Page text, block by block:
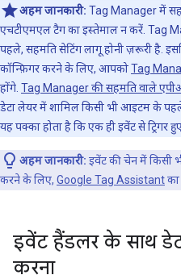
अहम जानकारी: Tag Manager में
एचटीएमएल टैग का इस्तेमाल न करें. Tag
पहले, सहमति सेटिंग लागू होनी ज़रूरी है.
कॉन्फ़िगर करने के लिए, आपकोTag
होंगे. Tag Manager की सहमति वाले
डेटा लेयर में शामिल किसी भी आइटम के
यह पक्का होता है कि एक ही इवेंट से ट्रिगर
अहम जानकारी: इवेंट की चेन में किसी
करने के लिए, Google Tag Assistantका
इवेंट हैंडलर के साथ
करना